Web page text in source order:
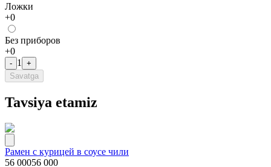
Лoжки
+0
Без приборов
+0
- 1
+
Savatga
Tavsiya etamiz
Рамен с курицей в соусе чили
56 00056 000